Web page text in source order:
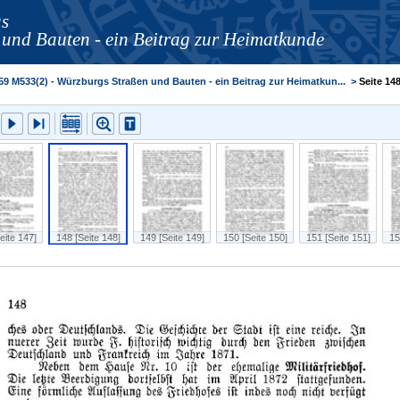
Bauten - ein Beitrag zur Heimatkunde
147] 148 [Seite 148] 149 [Seite 149] 150 [Seite 150] 151 [Seite 151]
M533(2) - Würzburgs Straßen und Bauten - ein Beitrag zur Heimatkun... > Seite 148